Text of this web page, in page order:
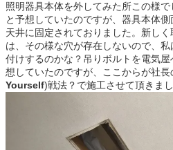
照明器具本体を外してみた所この様
と予想していたのですが、器具本体
天井に固定されておりました。新し
は、その様な穴が存在しないので、
付けするのかな？吊りボルトを電気
想していたのですが、ここからが社
Yourself)戦法？で施工させて頂きまし